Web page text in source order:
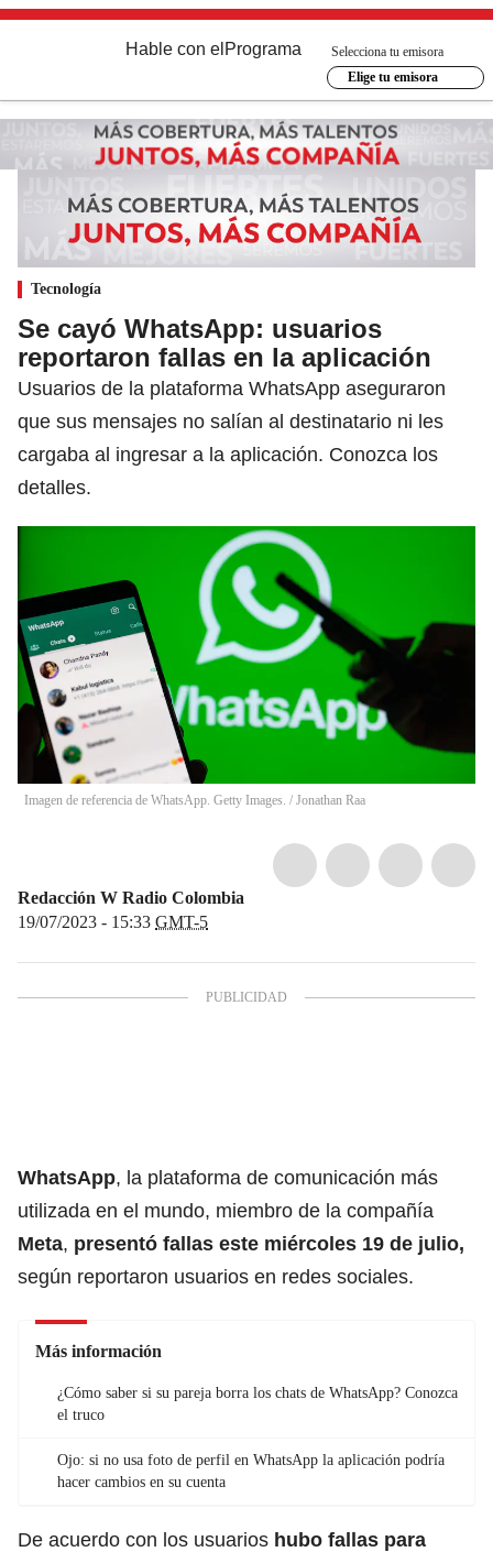
Hable con el Programa
Selecciona tu emisora
Elige tu emisora
Tecnología
Se cayó WhatsApp: usuarios
reportaron fallas en la aplicación
Usuarios de la plataforma WhatsApp aseguraron
que sus mensajes no salían al destinatario ni les
cargaba al ingresar a la aplicación. Conozca los
detalles.
Imagen de referencia de WhatsApp. Getty Images. / Jonathan Raa
Redacción W Radio Colombia
19/07/2023 - 15:33 GMT-5
WhatsApp, la plataforma de comunicación más
utilizada en el mundo, miembro de la compañía
Meta, presentó fallas este miércoles 19 de julio,
según reportaron usuarios en redes sociales.
Más información
¿Cómo saber si su pareja borra los chats de WhatsApp? Conozca
el truco
Ojo: si no usa foto de perfil en WhatsApp la aplicación podría
hacer cambios en su cuenta
De acuerdo con los usuarios hubo fallas para